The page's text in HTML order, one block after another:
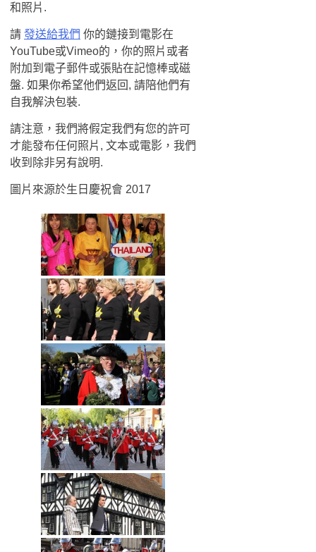
和照片.
請 發送給我們 你的鏈接到電影在
YouTube或Vimeo的，你的照片或者
附加到電子郵件或張貼在記憶棒或磁
盤. 如果你希望他們返回, 請陪他們有
自我解決包裝.
請注意，我們將假定我們有您的許可
才能發布任何照片, 文本或電影，我們
收到除非另有說明.
圖片來源於生日慶祝會 2017